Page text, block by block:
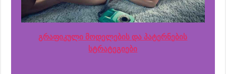
გრაფიკული მოდელების და პატერნების
სტრატეგიები